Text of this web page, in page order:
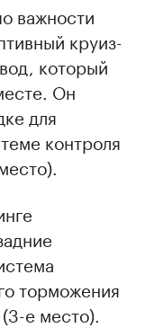
важности
круиз-
который
Он
для
контроля
торможения
е место).